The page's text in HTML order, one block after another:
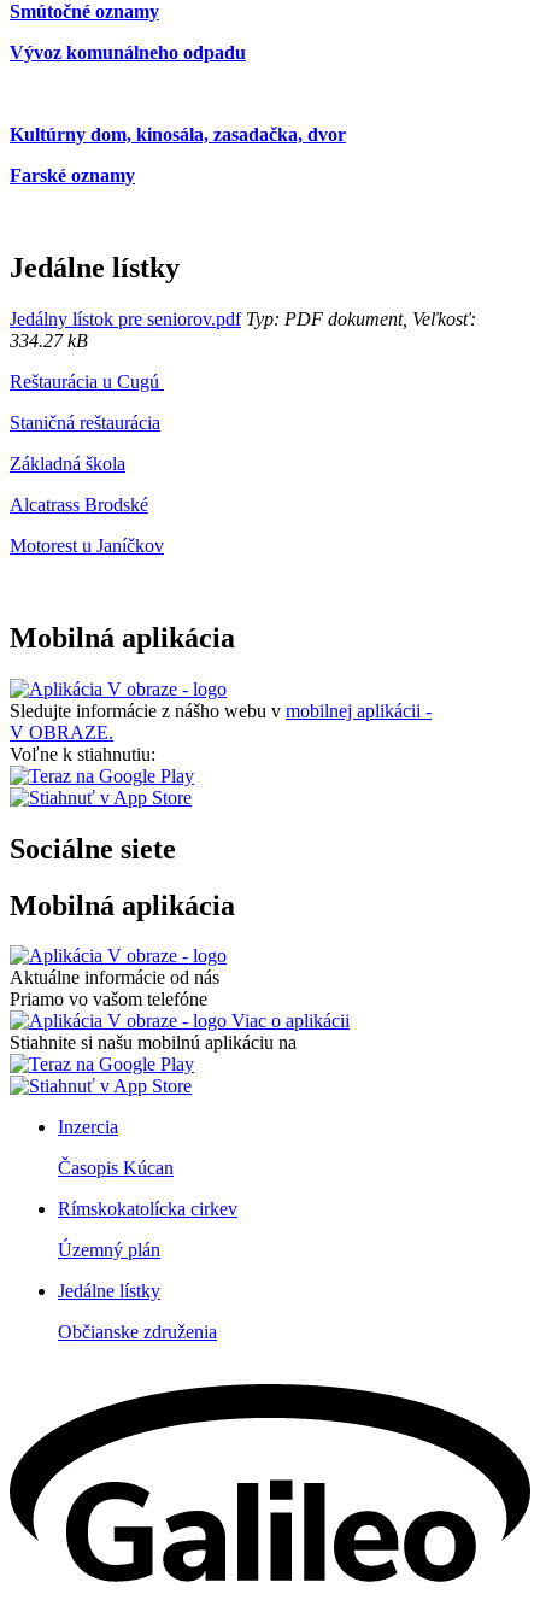
Smútočné oznamy
Vývoz komunálneho odpadu
Kultúrny dom, kinosála, zasadačka, dvor
Farské oznamy
Jedálne lístky
Jedálny lístok pre seniorov.pdfTyp: PDF dokument, Veľkosť:
334.27 kB
Reštaurácia u Cugú
Staničná reštaurácia
Základná škola
Alcatrass Brodské
Motorest u Janíčkov
Mobilná aplikácia
Sledujte informácie z nášho webu v mobilnej aplikácii -
V OBRAZE.
Voľne k stiahnutiu:
Sociálne siete
Mobilná aplikácia
Aktuálne informácie od nás
Priamo vo vašom telefóne
Viac o aplikácii
Stiahnite si našu mobilnú aplikáciu na
Inzercia
Časopis Kúcan
Rímskokatolícka cirkev
Územný plán
Jedálne lístky
Občianske združenia